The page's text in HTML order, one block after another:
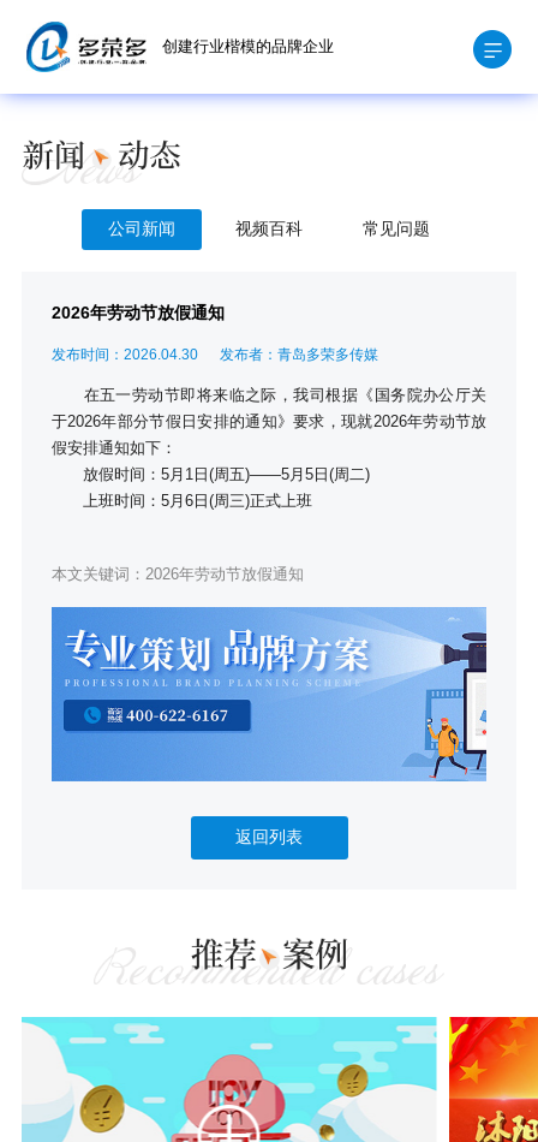
创建行业楷模的品牌企业
公司新闻 视频百科 常见问题
2026年劳动节放假通知
发布时间：2026.04.30 发布者：青岛多荣多传媒
在五一劳动节即将来临之际，我司根据《国务院办公厅关
于2026年部分节假日安排的通知》要求，现就2026年劳动节放
假安排通知如下：
放假时间：5月1日(周五)——5月5日(周二)
上班时间：5月6日(周三)正式上班
本文关键词： 2026年劳动节放假通知
返回列表